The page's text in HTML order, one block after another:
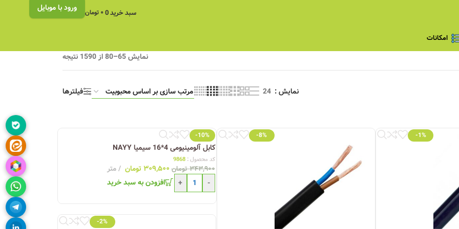
سبد خرید0۰ تومان ورود با موبایل
امکانات
نمایش 65–80 از 1590 نتیجه
نمایش 24 فیلترها
-1%
-8%
-10%
کابل آلومینیومی 4*16 سیمیا NAYY
کد محصول :9868
۳۴۳,۹۰۰ تومان ۳۰۹,۵۰۰ تومان
متر
-
+ افزودن به سبد خرید
-2%